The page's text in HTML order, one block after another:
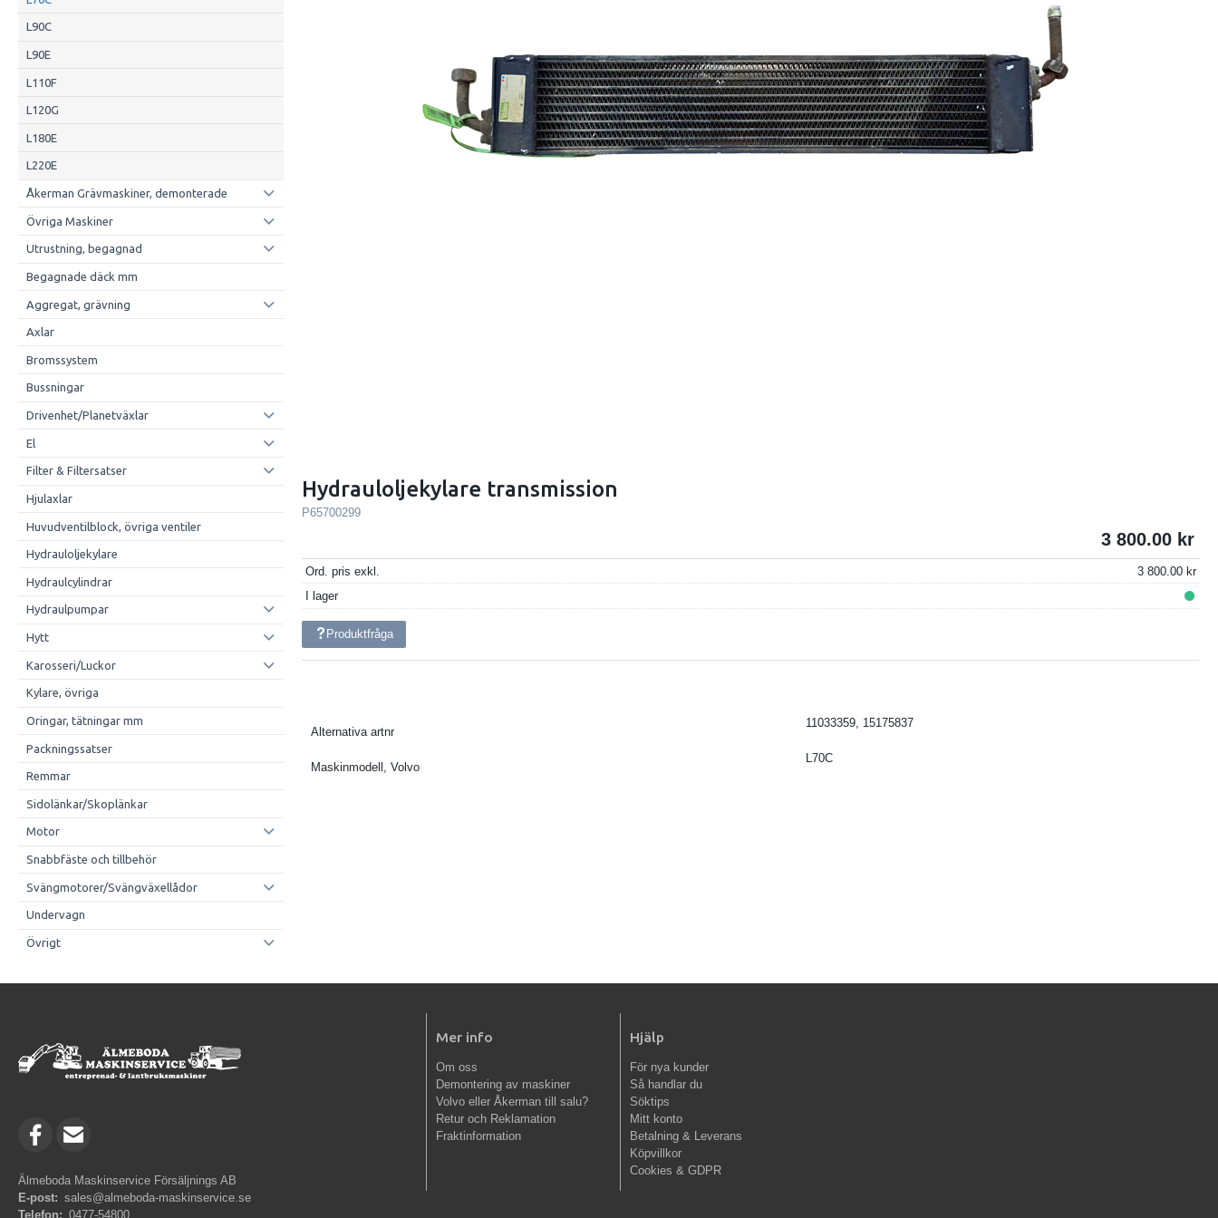
L90C
L90E
L110F
L120G
L180E
L220E
Åkerman Grävmaskiner, demonterade
Övriga Maskiner
Utrustning, begagnad
Begagnade däck mm
Aggregat, grävning
Axlar
Bromssystem
Bussningar
Drivenhet/Planetväxlar
El
Filter & Filtersatser
Hjulaxlar
Huvudventilblock, övriga ventiler
Hydrauloljekylare
Hydraulcylindrar
Hydraulpumpar
Hytt
Karosseri/Luckor
Kylare, övriga
Oringar, tätningar mm
Packningssatser
Remmar
Sidolänkar/Skoplänkar
Motor
Snabbfäste och tillbehör
Svängmotorer/Svängväxellådor
Undervagn
Övrigt
Hydrauloljekylare transmission
P65700299
3 800.00
Ord. pris exkl.
3 800.00
I lager
Produktfråga
Alternativa artnr
11033359, 15175837
Maskinmodell, Volvo
L70C
Älmeboda Maskinservice Försäljnings AB
E-post: sales@almeboda-maskinservice.se
Telefon: 0477-54800
Mer info
Om oss
Demontering av maskiner
Volvo eller Åkerman till salu?
Retur och Reklamation
Fraktinformation
Hjälp
För nya kunder
Så handlar du
Söktips
Mitt konto
Betalning & Leverans
Köpvillkor
Cookies & GDPR